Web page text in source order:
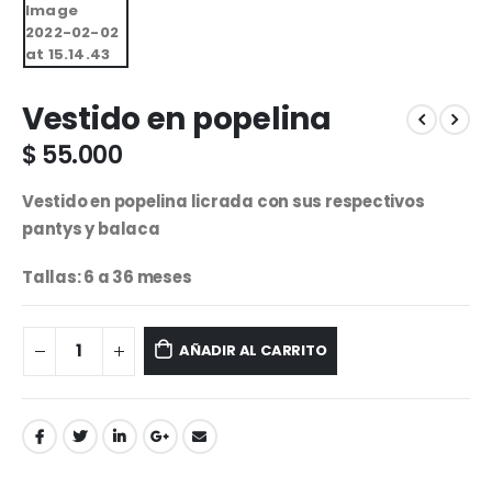
Vestido en popelina
$55.000
Vestido en popelina licrada con sus respectivos
pantys y balaca
Tallas: 6 a 36 meses
AÑADIR AL CARRITO